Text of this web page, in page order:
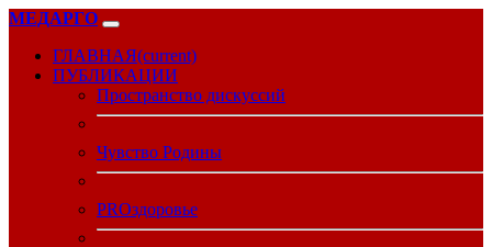
МЕДАРГО
ГЛАВНАЯ(current)
ПУБЛИКАЦИИ
Пространство дискуссий
Чувство Родины
PROздоровье